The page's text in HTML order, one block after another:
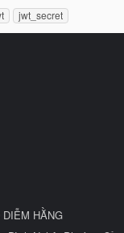
jwt_secret
HẰNG